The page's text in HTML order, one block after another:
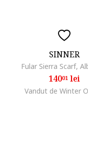
SINNER
Fular Sierra Scarf,
14001lei
Vandut de Winter